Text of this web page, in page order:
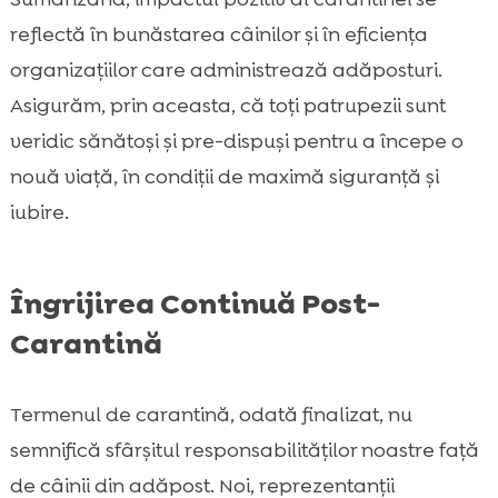
reflectă în bunăstarea câinilor și în eficiența
organizațiilor care administrează adăposturi.
Asigurăm, prin aceasta, că toți patrupezii sunt
veridic sănătoși și pre-dispuși pentru a începe o
nouă viață, în condiții de maximă siguranță și
iubire.
Îngrijirea Continuă Post-
Carantină
Termenul de carantină, odată finalizat, nu
semnifică sfârșitul responsabilităților noastre față
de câinii din adăpost. Noi, reprezentanții